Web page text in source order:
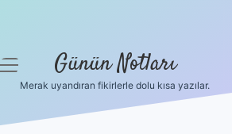
menüyü
Günün Notları
Merak uyandıran fikirlerle dolu kısa yazılar.